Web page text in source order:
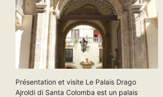
Présentation et visite Le Palais Drago
Ajroldi di Santa Colomba est un palais